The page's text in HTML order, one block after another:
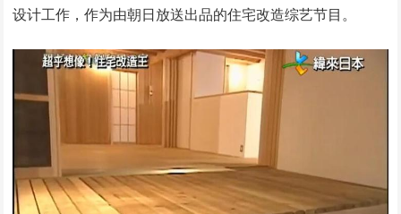
设计工作，作为由朝日放送出品的住宅改造综艺节目。